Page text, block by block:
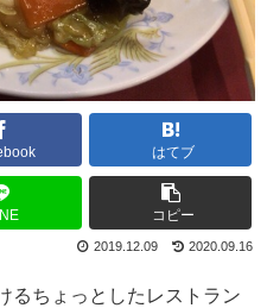
はてブ
コピー
2020.09.16
2019.12.09
るちょっとしたレストラン